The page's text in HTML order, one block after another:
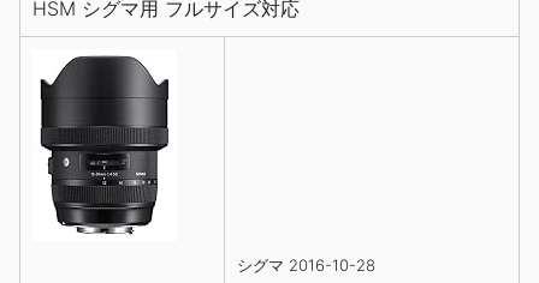
HSM シグマ用 フルサイズ対応
シグマ 2016-10-28